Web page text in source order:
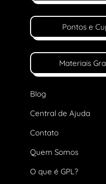
Pontos e
Materiais
Blog
Central de Ajuda
Contato
Quem Somos
O que é GPL?